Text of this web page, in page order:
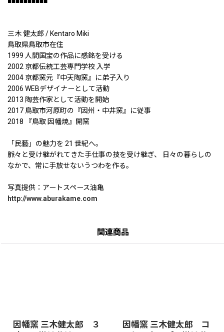
三木 健太郎 / Kentaro Miki
鳥取県鳥取市在住
1999 人間国宝の作品に感銘を受ける
2002 京都伝統工芸専門学校 入学
2004 京都窯元『中天陶窯』に弟子入り
2006 WEBデザイナーとして活動
2013 陶芸作家として活動を開始
2017 鳥取市河原町の『因州・中井窯』に従事
2018 『鳥取 因幡焼』開窯
「民藝」の魅力を 21 世紀へ。
脈々と受け継がれてきた手仕事の技を受け継ぎ、 日々の暮らしの
なかで、常に手放せないうつわを作る。
写真提供：アートスペース油亀
http://www.aburakame.com
関連商品
因幡窯 三木健太郎 ３
因幡窯 三木健太郎 コ